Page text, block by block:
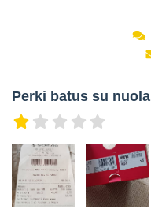
Perki batus su